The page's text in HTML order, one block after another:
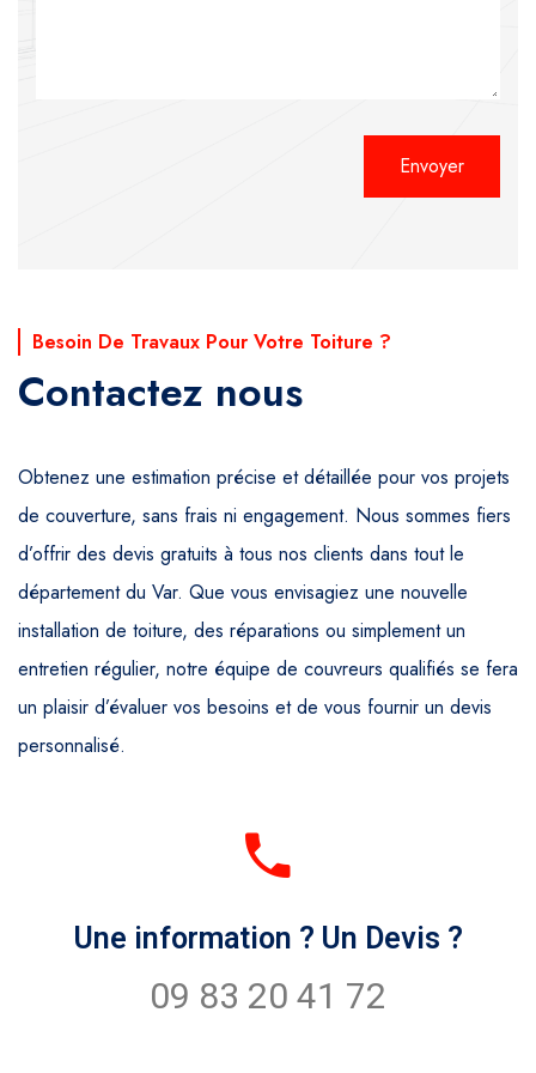
Besoin De Travaux Pour Votre Toiture ?
Contactez nous
Obtenez une estimation précise et détaillée pour vos projets
de couverture, sans frais ni engagement. Nous sommes fiers
d’offrir des devis gratuits à tous nos clients dans tout le
département du Var. Que vous envisagiez une nouvelle
installation de toiture, des réparations ou simplement un
entretien régulier, notre équipe de couvreurs qualifiés se fera
un plaisir d’évaluer vos besoins et de vous fournir un devis
personnalisé.
Une information ? Un Devis ?
09 83 20 41 72